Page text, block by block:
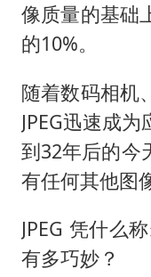
像质量的基础
的10%。
随着数码相机
JPEG迅速成
到32年后的今
有任何其他图
JPEG 凭什么
有多巧妙？